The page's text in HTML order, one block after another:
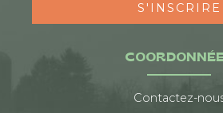
Contactez-
S'INSCRIRE